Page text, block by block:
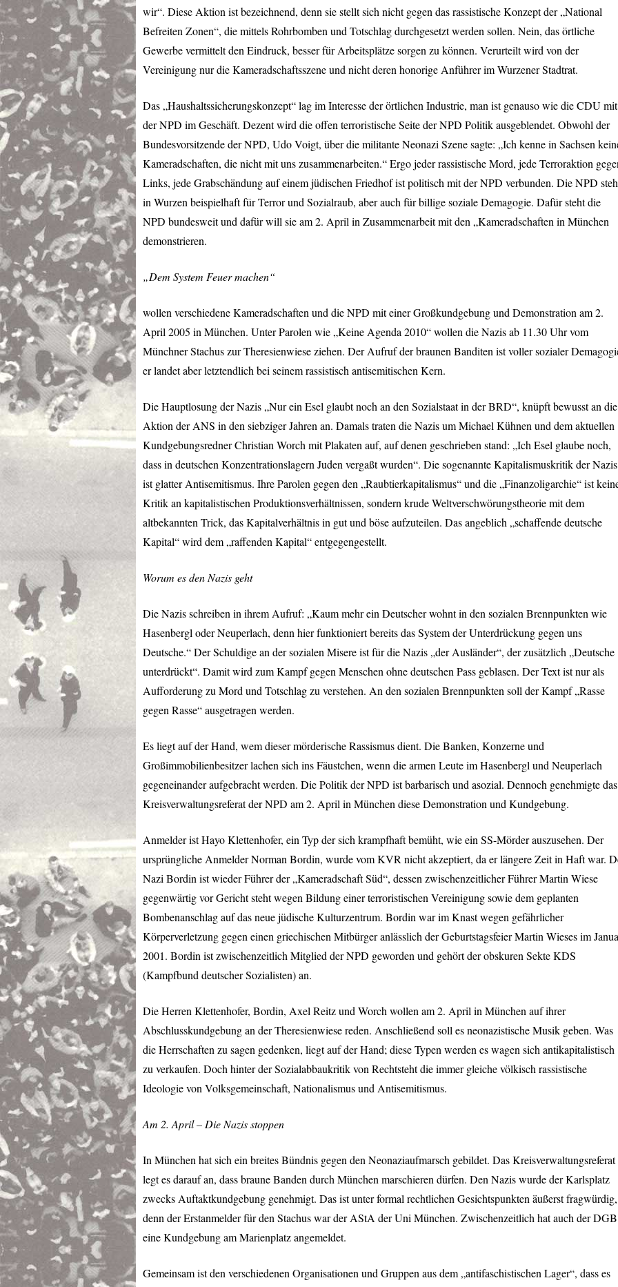
wir“. Diese Aktion ist bezeichnend, denn sie stellt sich nicht gegen das rassistische Konzept der „National
Befreiten Zonen“, die mittels Rohrbomben und Totschlag durchgesetzt werden sollen. Nein, das örtliche
Gewerbe vermittelt den Eindruck, besser für Arbeitsplätze sorgen zu können. Verurteilt wird von der
Vereinigung nur die Kameradschaftsszene und nicht deren honorige Anführer im Wurzener Stadtrat.
Das „Haushaltssicherungskonzept“ lag im Interesse der örtlichen Industrie, man ist genauso wie dieCDUmit
derNPD im Geschäft. Dezent wird die offen terroristische Seite derNPD Politik ausgeblendet. Obwohl der
Bundesvorsitzende derNPD, Udo Voigt, über die militante Neonazi Szene sagte: „Ich kenne in Sachsen
Kameradschaften, die nicht mit uns zusammenarbeiten.“ Ergo jeder rassistische Mord, jede Terroraktion
Links, jede Grabschändung auf einem jüdischen Friedhof ist politisch mit derNPD verbunden. DieNPD
in Wurzen beispielhaft für Terror und Sozialraub, aber auch für billige soziale Demagogie. Dafür steht die
NPD bundesweit und dafür will sie am 2. April in Zusammenarbeit mit den „Kameradschaften in München
demonstrieren.
„Dem System Feuer machen“
wollen verschiedene Kameradschaften und dieNPD mit einer Großkundgebung und Demonstration am 2.
April 2005 in München. Unter Parolen wie „Keine Agenda 2010“ wollen die Nazis ab 11.30 Uhr vom
Münchner Stachus zur Theresienwiese ziehen. Der Aufruf der braunen Banditen ist voller sozialer
er landet aber letztendlich bei seinem rassistisch antisemitischen Kern.
Die Hauptlosung der Nazis „Nur ein Esel glaubt noch an den Sozialstaat in der BRD“, knüpft bewusst an die
Aktion derANS in den siebziger Jahren an. Damals traten die Nazis um Michael Kühnen und dem aktuellen
Kundgebungsredner Christian Worch mit Plakaten auf, auf denen geschrieben stand: „Ich Esel glaube noch,
dass in deutschen Konzentrationslagern Juden vergaßt wurden“. Die sogenannte Kapitalismuskritik der Nazis
ist glatter Antisemitismus. Ihre Parolen gegen den „Raubtierkapitalismus“ und die „Finanzoligarchie“ ist
Kritik an kapitalistischen Produktionsverhältnissen, sondern krude Weltverschwörungstheorie mit dem
altbekannten Trick, das Kapitalverhältnis in gut und böse aufzuteilen. Das angeblich „schaffende deutsche
Kapital“ wird dem „raffenden Kapital“ entgegengestellt.
Worum es den Nazis geht
Die Nazis schreiben in ihrem Aufruf: „Kaum mehr ein Deutscher wohnt in den sozialen Brennpunkten wie
Hasenbergl oder Neuperlach, denn hier funktioniert bereits das System der Unterdrückung gegen uns
Deutsche.“ Der Schuldige an der sozialen Misere ist für die Nazis „der Ausländer“, der zusätzlich „Deutsche
unterdrückt“. Damit wird zum Kampf gegen Menschen ohne deutschen Pass geblasen. Der Text ist nur als
Aufforderung zu Mord und Totschlag zu verstehen. An den sozialen Brennpunkten soll der Kampf „Rasse
gegen Rasse“ ausgetragen werden.
Es liegt auf der Hand, wem dieser mörderische Rassismus dient. Die Banken, Konzerne und
Großimmobilienbesitzer lachen sich ins Fäustchen, wenn die armen Leute im Hasenbergl und Neuperlach
gegeneinander aufgebracht werden. Die Politik derNPD ist barbarisch und asozial. Dennoch genehmigte das
Kreisverwaltungsreferat derNPD am 2. April in München diese Demonstration und Kundgebung.
Anmelder ist Hayo Klettenhofer, ein Typ der sich krampfhaft bemüht, wie ein SS-Mörder auszusehen. Der
ursprüngliche Anmelder Norman Bordin, wurde vomKVR nicht akzeptiert, da er längere Zeit in Haft war.
Nazi Bordin ist wieder Führer der „Kameradschaft Süd“, dessen zwischenzeitlicher Führer Martin Wiese
gegenwärtig vor Gericht steht wegen Bildung einer terroristischen Vereinigung sowie dem geplanten
Bombenanschlag auf das neue jüdische Kulturzentrum. Bordin war im Knast wegen gefährlicher
Körperverletzung gegen einen griechischen Mitbürger anlässlich der Geburtstagsfeier Martin Wieses im
2001. Bordin ist zwischenzeitlich Mitglied derNPD geworden und gehört der obskuren SekteKDS
(Kampfbund deutscher Sozialisten) an.
Die Herren Klettenhofer, Bordin, Axel Reitz und Worch wollen am 2. April in München auf ihrer
Abschlusskundgebung an der Theresienwiese reden. Anschließend soll es neonazistische Musik geben. Was
die Herrschaften zu sagen gedenken, liegt auf der Hand; diese Typen werden es wagen sich antikapitalistisch
zu verkaufen. Doch hinter der Sozialabbaukritik von Rechtsteht die immer gleiche völkisch rassistische
Ideologie von Volksgemeinschaft, Nationalismus und Antisemitismus.
Am 2. April – Die Nazis stoppen
In München hat sich ein breites Bündnis gegen den Neonaziaufmarsch gebildet. Das Kreisverwaltungsreferat
legt es darauf an, dass braune Banden durch München marschieren dürfen. Den Nazis wurde der Karlsplatz
zwecks Auftaktkundgebung genehmigt. Das ist unter formal rechtlichen Gesichtspunkten äußerst fragwürdig,
denn der Erstanmelder für den Stachus war der AStA der Uni München. Zwischenzeitlich hat auch derDGB
eine Kundgebung am Marienplatz angemeldet.
Gemeinsam ist den verschiedenen Organisationen und Gruppen aus dem „antifaschistischen Lager“, dass es